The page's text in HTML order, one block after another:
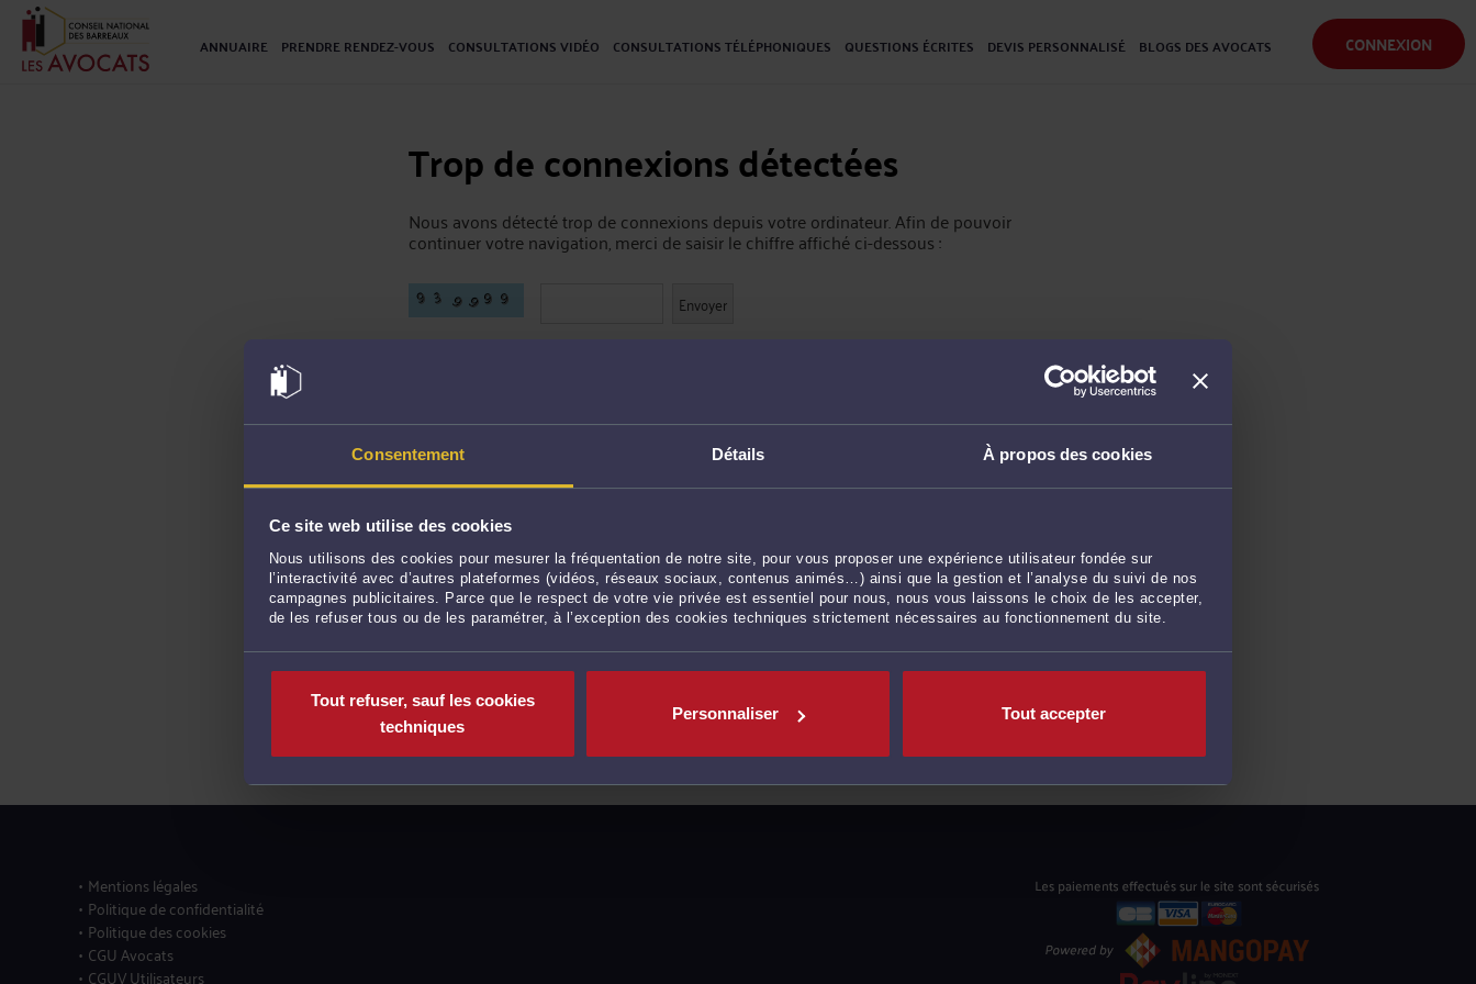
Consentement Détails À propos des cookies
Ce site web utilise des cookies
Nous utilisons des cookies pour mesurer la fréquentation de notre site, pour vous proposer une expérience utilisateur fondée sur
l’interactivité avec d’autres plateformes (vidéos, réseaux sociaux, contenus animés…) ainsi que la gestion et l’analyse du suivi de nos
campagnes publicitaires. Parce que le respect de votre vie privée est essentiel pour nous, nous vous laissons le choix de les accepter,
de les refuser tous ou de les paramétrer, à l’exception des cookies techniques strictement nécessaires au fonctionnement du site.
Tout refuser, sauf les cookies
techniques
Personnaliser Tout accepter
CONNEXION
ANNUAIRE PRENDRE RENDEZ-VOUS CONSULTATIONS VIDÉO CONSULTATIONS TÉLÉPHONIQUES QUESTIONS ÉCRITES DEVIS PERSONNALISÉ BLOGS DES AVOCATS
Trop de connexions détectées
Nous avons détecté trop de connexions depuis votre ordinateur. Afin de pouvoir
continuer votre navigation, merci de saisir le chiffre affiché ci-dessous :
Mentions légales
Politique de confidentialité
Politique des cookies
CGU Avocats
CGUV Utilisateurs